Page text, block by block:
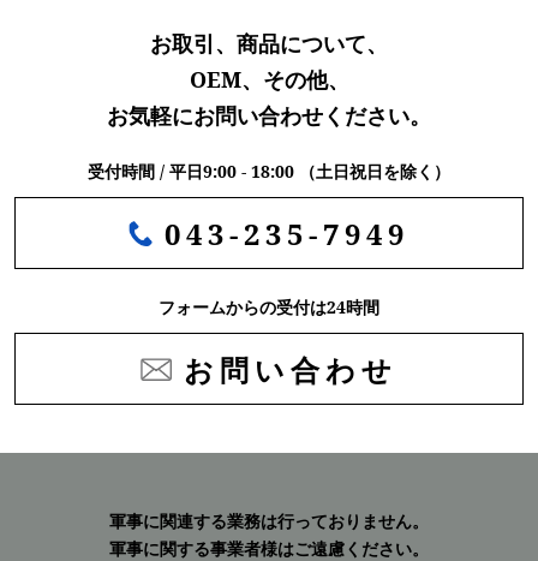
お取引、商品について、
OEM、その他、
お気軽にお問い合わせください。
受付時間 / 平日9:00 - 18:00 （土日祝日を除く）
043-235-7949
フォームからの受付は24時間
お問い合わせ
軍事に関連する業務は行っておりません。
軍事に関する事業者様はご遠慮ください。